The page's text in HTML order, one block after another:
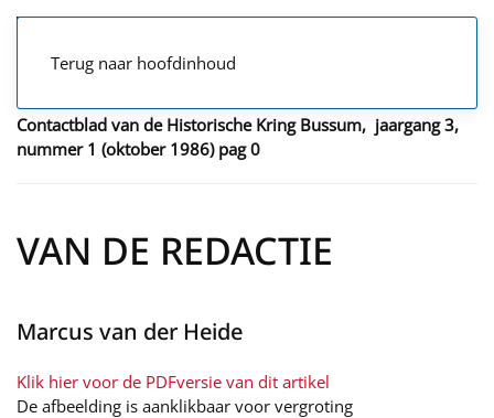
Terug naar hoofdinhoud
Contactblad van de Historische Kring Bussum, jaargang 3,
nummer 1 (oktober 1986) pag 0
VAN DE REDACTIE
Marcus van der Heide
Klik hier voor de PDFversie van dit artikel
De afbeelding is aanklikbaar voor vergroting